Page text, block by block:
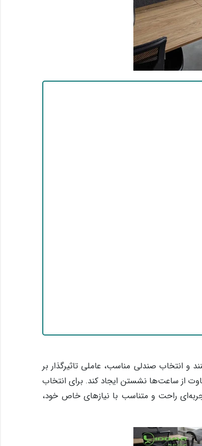
و انتخاب صندلی مناسب، عاملی تاثیرگذار بر
از ساعت‌ها نشستن ایجاد کند. برای انتخاب
راحت و متناسب با نیازهای خاص خود،